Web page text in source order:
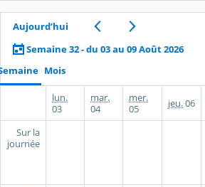
Aujourd’hui
Semaine 32 - du 03 au 09 Août 2026
Mois
lun.
03
mar.
04
mer.
05
jeu.06
Sur la
journée